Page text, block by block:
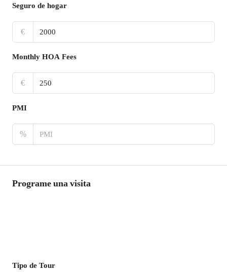
Seguro de hogar
€
Monthly HOA Fees
€
PMI
%
Programe una visita
Tipo de Tour